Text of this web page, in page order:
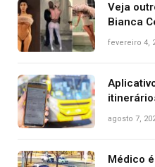
Veja
Bianca
West
fevereiro 4,
agosto 7,
Médico